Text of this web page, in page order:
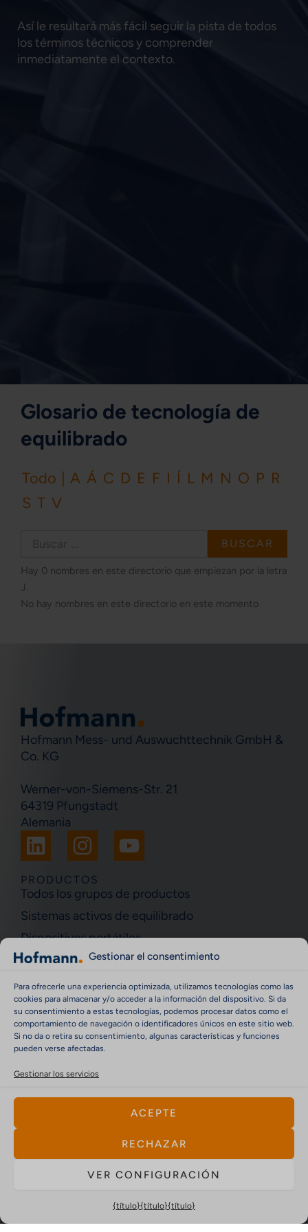
Gestionar el consentimiento
Para ofrecerle una experiencia optimizada, utilizamos tecnologías como las
cookies para almacenar y/o acceder a la información del dispositivo. Si da
su consentimiento a estas tecnologías, podemos procesar datos como el
comportamiento de navegación o identificadores únicos en este sitio web.
Si no da o retira su consentimiento, algunas características y funciones
pueden verse afectadas.
Gestionar los servicios
ACEPTE
RECHAZAR
VER CONFIGURACIÓN
{título}{título}{título}
Así le resultará más fácil seguir la pista de todos
los términos técnicos y comprender
inmediatamente el contexto.
Glosario de tecnología de
equilibrado
Todo A Á C D E F I Í L M N O P R
S T V
Hay 0 nombres en este directorio que empiezan por la letra
J.
No hay nombres en este directorio en este momento
Hofmann Mess- und Auswuchttechnik GmbH &
Co. KG
Werner-von-Siemens-Str. 21
64319 Pfungstadt
Alemania
L
i
n
k
e
d
i
n
I
n
s
t
a
g
r
a
m
Y
o
t
u
b
e
PRODUCTOS
Todos los grupos de productos
Sistemas activos de equilibrado
Dispositivos portátiles
Soluciones para Spin-Testing
Soluciones especiales
Máquinas universales
SERVICIO
Servicio
Empresa
CONTACTO
Aviso legal